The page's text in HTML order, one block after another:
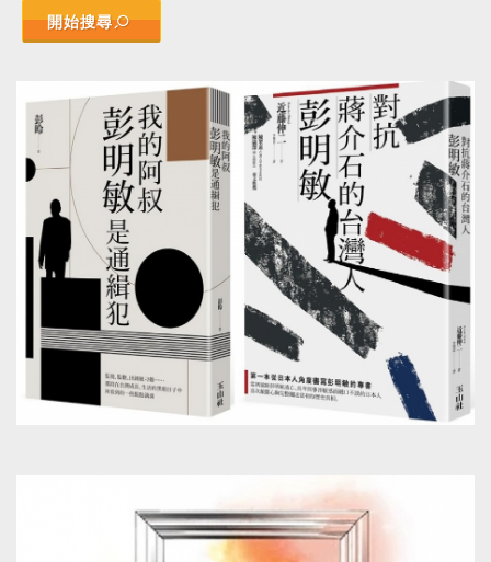
開始搜尋